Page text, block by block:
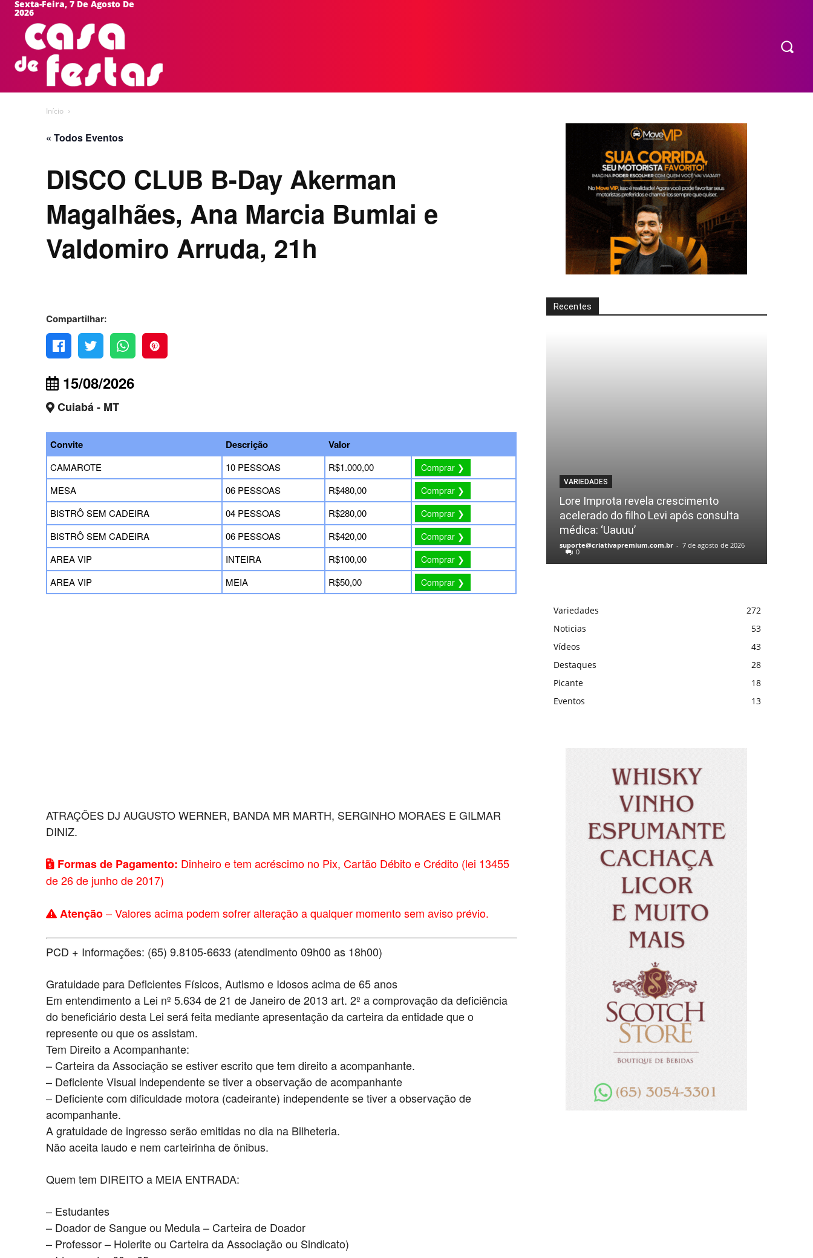
Sexta-Feira, 7 De Agosto De
2026
Início
« Todos Eventos
DISCO CLUB B-Day Akerman
Magalhães, Ana Marcia Bumlai e
Valdomiro Arruda, 21h
Compartilhar:
15/08/2026
Cuiabá - MT
Convite Descrição Valor
CAMAROTE 10 PESSOAS R$1.000,00 Comprar ❯
MESA 06 PESSOAS R$480,00 Comprar ❯
BISTRÔ SEM CADEIRA 04 PESSOAS R$280,00 Comprar ❯
BISTRÔ SEM CADEIRA 06 PESSOAS R$420,00 Comprar ❯
AREA VIP INTEIRA R$100,00 Comprar ❯
AREA VIP MEIA R$50,00 Comprar ❯
ATRAÇÕES DJ AUGUSTO WERNER, BANDA MR MARTH, SERGINHO MORAES E GILMAR
DINIZ.
Formas de Pagamento: Dinheiro e tem acréscimo no Pix, Cartão Débito e Crédito (lei 13455
de 26 de junho de 2017)
Atenção– Valores acima podem sofrer alteração a qualquer momento sem aviso prévio.
PCD + Informações: (65) 9.8105-6633 (atendimento 09h00 as 18h00)
Gratuidade para Deficientes Físicos, Autismo e Idosos acima de 65 anos
Em entendimento a Lei nº 5.634 de 21 de Janeiro de 2013 art. 2º a comprovação da deficiência
do beneficiário desta Lei será feita mediante apresentação da carteira da entidade que o
represente ou que os assistam.
Tem Direito a Acompanhante:
– Carteira da Associação se estiver escrito que tem direito a acompanhante.
– Deficiente Visual independente se tiver a observação de acompanhante
– Deficiente com dificuldade motora (cadeirante) independente se tiver a observação de
acompanhante.
A gratuidade de ingresso serão emitidas no dia na Bilheteria.
Não aceita laudo e nem carteirinha de ônibus.
Quem tem DIREITO a MEIA ENTRADA:
– Estudantes
– Doador de Sangue ou Medula – Carteira de Doador
– Professor – Holerite ou Carteira da Associação ou Sindicato)
Recentes
VARIEDADES
Lore Improta revela crescimento
acelerado do filho Levi após consulta
médica: ‘Uauuu’
suporte@criativapremium.com.br - 7 de agosto de 2026
0
Variedades
272
Noticias
53
Vídeos
43
Destaques
28
Picante
18
Eventos
13